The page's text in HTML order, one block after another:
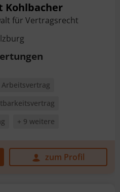
Kohlbacher
für Vertragsrecht
Arbeitsvertrag
+ 9 weitere
zum Profil